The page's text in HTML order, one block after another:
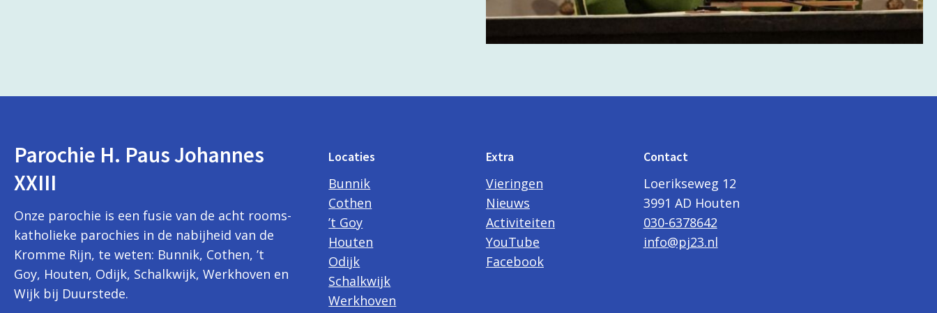
Parochie H. Paus Johannes
XXIII
Onze parochie is een fusie van de acht rooms-
katholieke parochies in de nabijheid van de
Kromme Rijn, te weten: Bunnik, Cothen, ’t
Goy, Houten, Odijk, Schalkwijk, Werkhoven en
Wijk bij Duurstede.
Locaties
Bunnik
Cothen
’t Goy
Houten
Odijk
Schalkwijk
Werkhoven
Extra
Vieringen
Nieuws
Activiteiten
YouTube
Facebook
Contact
Loerikseweg 12
3991 AD Houten
030-6378642
info@pj23.nl